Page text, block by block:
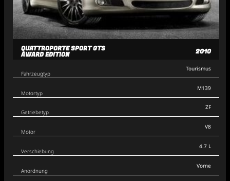
QUATTROPORTE SPORT GTS
AWARD EDITION 2010
Fahrzeugtyp
Motortyp
Getriebetyp
Tourismus
M139
ZF
Motor
Verschiebung
Anordnung
V8
4.7 L
Vorne